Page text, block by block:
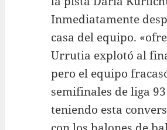
Inmediatamente
casa del equipo.
Urrutia explotó al
pero el equipo
semifinales de liga
teniendo esta